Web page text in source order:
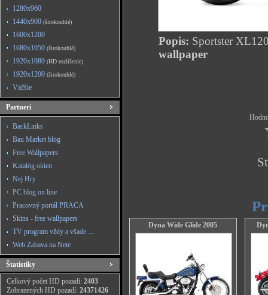
1280x960
1440x900 (širokouhlé)
1600x1200
1680x1050 (širokouhlé)
1920x1080 (HD rozlíšenie)
1920x1200 (širokouhlé)
Väčšie
Partneri
BackLinks
Bau Market blog
Free Wallpapers
Katalóg okien
Nej Hry
PC blog on line
Pracovný portál PRACA
Skins - free wallpapers
TV program vždy a všade ...
Web Zabava na Nete
Štatistiky
Celkový počet HD pozadí: 2403
Zobrazených HD pozadí: 24371426
Popis: Sportster
wallpaper
Dyna Wide Glide 2005